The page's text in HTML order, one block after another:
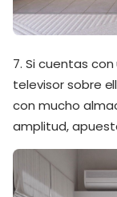
7. Si cuentas
televisor sobre
con mucho
amplitud,